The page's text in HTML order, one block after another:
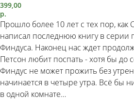
399,00
р.
Прошло более 10 лет с тех пор, как
написал последнюю книгу в серии
Финдуса. Наконец нас ждет
Петсон любит поспать - хотя бы до
Финдус не может прожить без
начинается в четыре утра. Всё бы
в одной комнате…